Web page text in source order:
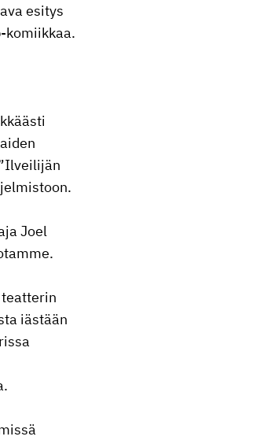
esitys
komiikkaa.
Joel
iästään